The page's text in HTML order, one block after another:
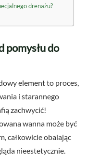
drenażu?
pomysłu do
element to proces,
i starannego
zachwycić!
wanna może być
całkowicie obalając
nieestetycznie.